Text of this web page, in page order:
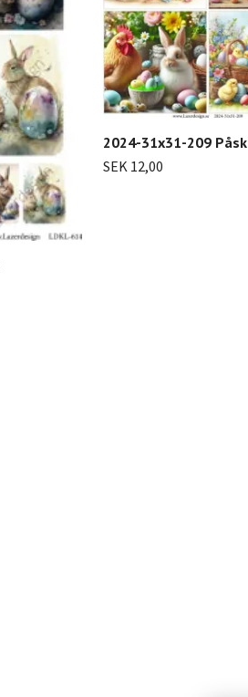
2024-31x31-209 Påsk
SEK 12,00